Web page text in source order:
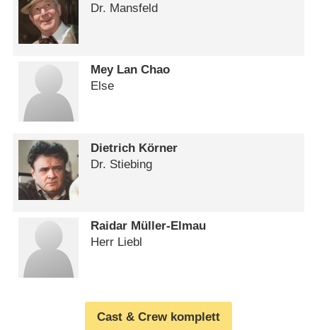
Dr. Mansfeld
Mey Lan Chao
Else
Dietrich Körner
Dr. Stiebing
Raidar Müller-Elmau
Herr Liebl
Cast & Crew komplett